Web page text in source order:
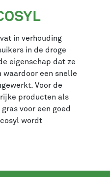
in verhouding
in de droge
eigenschap dat ze
waardoor een snelle
Voor de
producten als
voor een goed
wordt